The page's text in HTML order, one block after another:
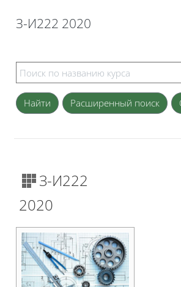
З-И222 2020
Расширенный поиск
З-И222
2020